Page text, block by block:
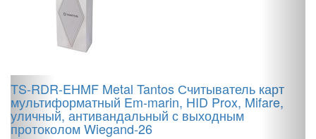
TS-RDR-EHMF Metal Tantos Считыватель карт
мультиформатный Em-marin, HID Prox, Mifare,
уличный, антивандальный с выходным
протоколом Wiegand-26